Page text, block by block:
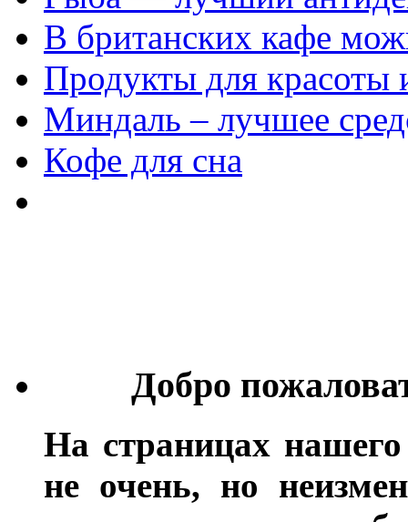
В британских кафе
Продукты для красоты
Миндаль – лучшее
Кофе для сна
Добро
На страницах
не очень, но